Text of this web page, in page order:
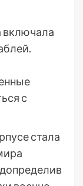
включала
с
стала